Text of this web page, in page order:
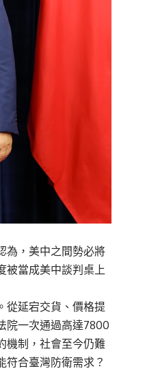
為，美中之間勢必將
被當成美中談判桌上
從延宕交貨、價格提
院一次通過高達7800
機制，社會至今仍難
符合臺灣防衛需求？